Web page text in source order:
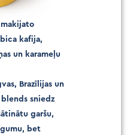
makijato
kafija,
un karameļu
Brazīlijas un
sniedz
garšu,
bet